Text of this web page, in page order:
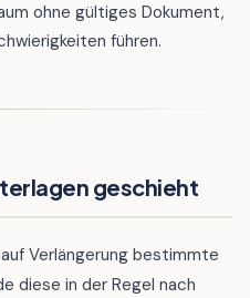
ohne gültiges Dokument,
führen.
geschieht
Verlängerung bestimmte
diese in der Regel nach